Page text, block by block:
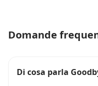
Domande
Di cosa parla